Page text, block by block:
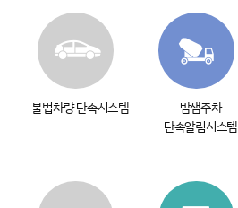
불법차량 단속시스템
밤샘주차
단속알림시스템